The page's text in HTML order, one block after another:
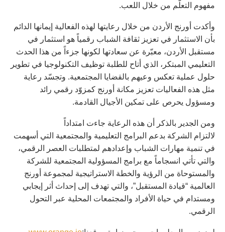
مفهوم التعلّم من خلال اللعب.
وأكدت أورنج الأردن من خلال رعايتها لهذه الفعالية إيمانها الدائم
بأن الاستثمار في تعزيز ثقافة الشباب رقمياً هو استثمار في
مستقبل الأردن، معبّرة عن سعادتها لكونها جزءاً من هذا الحدث
التعليمي المبتكر، الذي أتاح للطلبة توظيف التكنولوجيا في تطوير
حلول عملية تعكس وعيهم بالقضايا المجتمعية. وتجسّد رعاية
مثل هذه الفعاليات تعزيز مكانة أورنج كمزوّد رقمي رائد
ومسؤول يحرص على تمكين الأجيال القادمة.
ومن الجدير بالذكر أن هذه الرعاية جاءت امتداداً
لالتزام الشركة بدعم البرامج التعليمية والمجتمعية التي أسهمت
في تنمية مهارات الشباب وإعدادهم لمتطلبات العصر الرقمي،
والتي تأتي انسجاماً مع برامج المسؤولية المجتمعية للشركة
والمستوحاة من الرؤية والخطة الاستراتيجية لمجموعة أورنج
العالمية “قيادة المستقبل”، والتي تهدف إلى إحداث أثر إيجابي
ومستدام في حياة الأفراد والمجتمعات المحلية عبر التحول
الرقمي.